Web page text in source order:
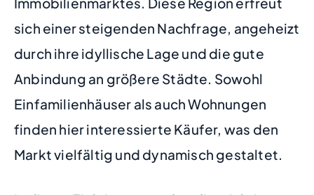
sich einer steigenden Nachfrage, angeheizt
durch ihre idyllische Lage und die gute
Anbindung an größere Städte. Sowohl
Einfamilienhäuser als auch Wohnungen
finden hier interessierte Käufer, was den
Markt vielfältig und dynamisch gestaltet.